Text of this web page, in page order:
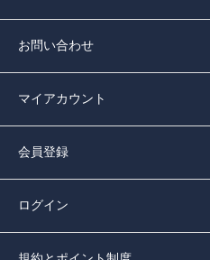
お問い合わせ
マイアカウント
会員登録
ログイン